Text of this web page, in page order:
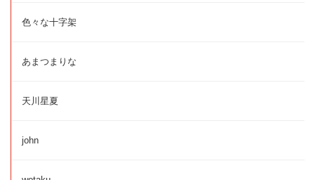
色々な十字架
あまつまりな
天川星夏
john